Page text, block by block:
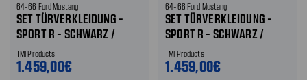
64-66 Ford Mustang
SET TÜRVERKLEIDUNG -
SPORT R - SCHWARZ /
BLAUE NAHT LINKS UND
RECHTS
TMI Products
1.459,00€
64-66 Ford Mustang
SET TÜRVERKLEIDUNG -
SPORT R - SCHWARZ /
WEISSE NÄHTE LINKS UND R
ECHTS
TMI Products
1.459,00€